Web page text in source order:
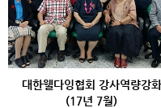
대한웰다잉협회 강사역량강화
(17년 7월)